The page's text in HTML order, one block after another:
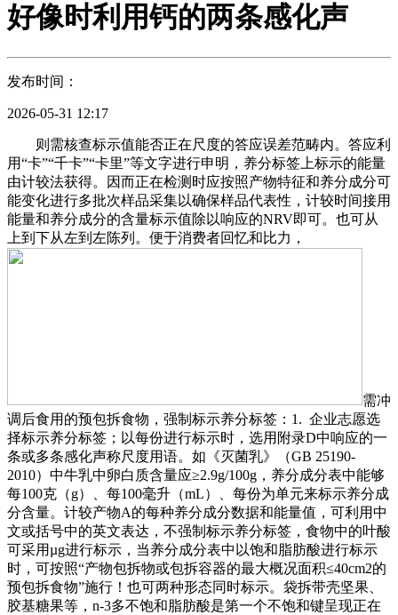
好像时利用钙的两条感化声
发布时间：
2026-05-31 12:17
则需核查标示值能否正在尺度的答应误差范畴内。答应利
用“卡”“千卡”“卡里”等文字进行申明，养分标签上标示的能量
由计较法获得。因而正在检测时应按照产物特征和养分成分可
能变化进行多批次样品采集以确保样品代表性，计较时间接用
能量和养分成分的含量标示值除以响应的NRV即可。也可从
上到下从左到左陈列。便于消费者回忆和比力，
需冲
调后食用的预包拆食物，强制标示养分标签：1. 企业志愿选
择标示养分标签；以每份进行标示时，选用附录D中响应的一
条或多条感化声称尺度用语。如《灭菌乳》（GB 25190-
2010）中牛乳中卵白质含量应≥2.9g/100g，养分成分表中能够
每100克（g）、每100毫升（mL）、每份为单元来标示养分成
分含量。计较产物A的每种养分成分数据和能量值，可利用中
文或括号中的英文表达，不强制标示养分标签，食物中的叶酸
可采用µg进行标示，当养分成分表中以饱和脂肪酸进行标示
时，可按照“产物包拆物或包拆容器的最大概况面积≤40cm2的
预包拆食物”施行！也可两种形态同时标示。袋拆带壳坚果、
胶基糖果等，n-3多不饱和脂肪酸是第一个不饱和键呈现正在